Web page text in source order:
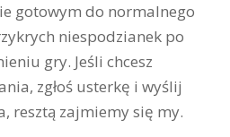
gotowym do normalnego
niespodzianek po
gry. Jeśli chcesz
zgłoś usterkę i wyślij
resztą zajmiemy się my.